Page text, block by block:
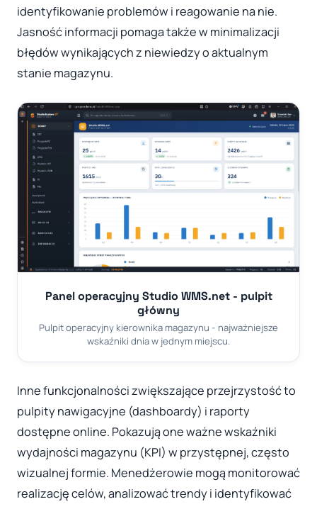
identyfikowanie problemów i reagowanie na nie.
Jasność informacji pomaga także w minimalizacji
błędów wynikających z niewiedzy o aktualnym
stanie magazynu.
Panel operacyjny Studio WMS.net - pulpit
główny
Pulpit operacyjny kierownika magazynu - najważniejsze
wskaźniki dnia w jednym miejscu.
Inne funkcjonalności zwiększające przejrzystość to
pulpity nawigacyjne (dashboardy) i raporty
dostępne online. Pokazują one ważne wskaźniki
wydajności magazynu (KPI) w przystępnej, często
wizualnej formie. Menedżerowie mogą monitorować
realizację celów, analizować trendy i identyfikować